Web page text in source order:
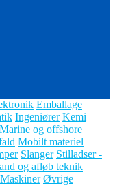
Emballage
Ingeniører Kemi
Marine og offshore
Mobilt materiel
Slanger Stilladser -
og afløb teknik
Øvrige